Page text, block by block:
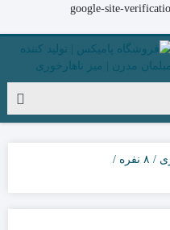
google-site-
۸ نفره